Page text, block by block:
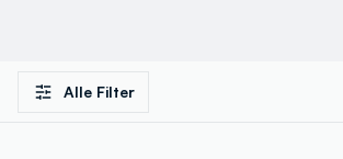
Alle Filter